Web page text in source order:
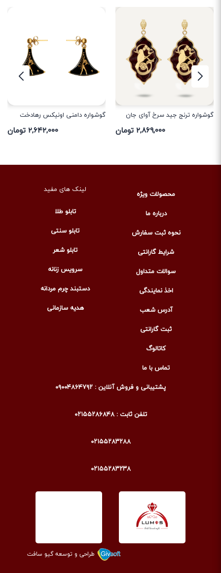
گوشواره ترنج جید سرخ آوای جان
۲,۸۶۹,۰۰۰ تومان
گوشواره دامنی اونیکس رهادخت
۲,۶۴۲,۰۰۰ تومان
محصولات ویژه
درباره ما
نحوه ثبت سفارش
شرایط گارانتی
سوالات متداول
اخذ نمایندگی
آدرس شعب
ثبت گارانتی
کاتالوگ
تماس با ما
لینک های مفید
تابلو طلا
تابلو سنتی
تابلو شعر
سرویس زنانه
دستبند چرم مردانه
هدیه سازمانی
پشتیبانی و فروش آنلاین : ۰۹۰۰۴۸۶۴۷۹۲
تلفن ثابت : ۰۲۱۵۵۲۸۶۸۴۸
۰۲۱۵۵۲۸۳۲۸۸
۰۲۱۵۵۲۸۳۲۳۸
طراحی و توسعه گیو سافت